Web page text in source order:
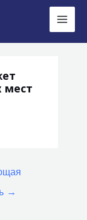
Main
мест
→